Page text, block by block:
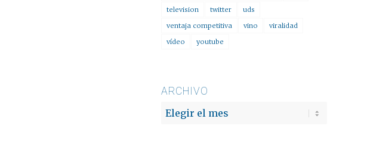
television
twitter
uds
ventaja competitiva
vino
viralidad
vídeo
youtube
ARCHIVO